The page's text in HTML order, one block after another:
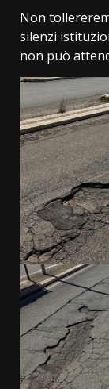
Non
silenzi
non può